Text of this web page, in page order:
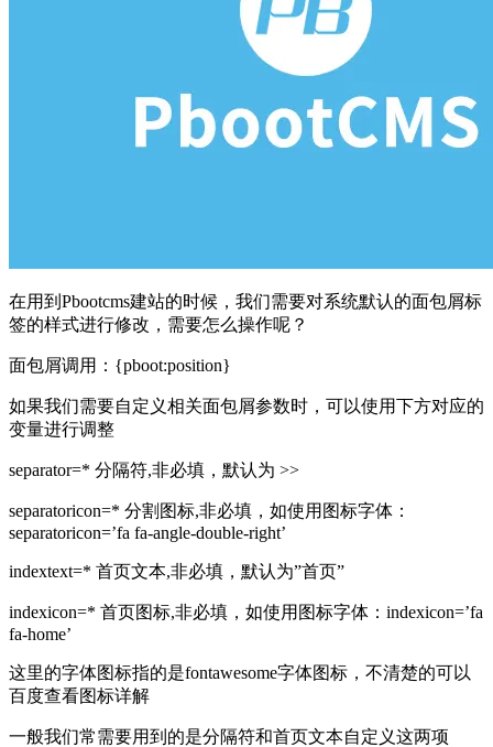
在用到Pbootcms建站的时候，我们需要对系统默认的面包屑标
签的样式进行修改，需要怎么操作呢？
面包屑调用：{pboot:position}
如果我们需要自定义相关面包屑参数时，可以使用下方对应的
变量进行调整
separator=* 分隔符,非必填，默认为 >>
separatoricon=* 分割图标,非必填，如使用图标字体：
separatoricon=’fa fa-angle-double-right’
indextext=* 首页文本,非必填，默认为”首页”
indexicon=* 首页图标,非必填，如使用图标字体：indexicon=’fa
fa-home’
这里的字体图标指的是fontawesome字体图标，不清楚的可以
百度查看图标详解
一般我们常需要用到的是分隔符和首页文本自定义这两项